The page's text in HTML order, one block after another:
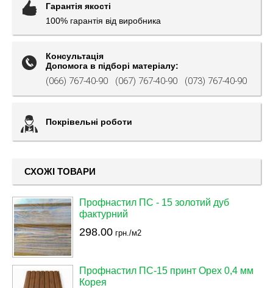
Гарантія якості
100% гарантія від виробника
Консультація
Допомога в підборі матеріалу:
(066) 767-40-90 (067) 767-40-90 (073) 767-40-90
Покрівельні роботи
СХОЖІ ТОВАРИ
Профнастил ПС - 15 золотий дуб
фактурний
298.00 грн./м2
Профнастил ПС-15 принт Орех 0,4 мм
Корея